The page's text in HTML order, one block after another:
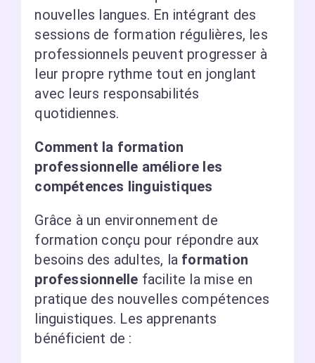
nouvelles langues. En intégrant des
sessions de formation régulières, les
professionnels peuvent progresser à
leur propre rythme tout en jonglant
avec leurs responsabilités
quotidiennes.
Comment la formation
professionnelle améliore les
compétences linguistiques
Grâce à un environnement de
formation conçu pour répondre aux
besoins des adultes, la formation
professionnelle facilite la mise en
pratique des nouvelles compétences
linguistiques. Les apprenants
bénéficient de :